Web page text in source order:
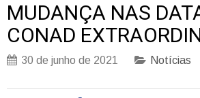
MUDANÇA NAS
CONAD
30 de junho de 2021 Notícias